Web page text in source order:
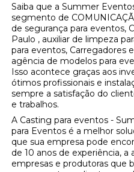
Saiba que a Summer
segmento de
de segurança para eventos,
Paulo , auxiliar de limpeza
para eventos, Carregadores
agência de modelos para
Isso acontece graças aos
ótimos profissionais e
sempre a satisfação do
e trabalhos.
A Casting para eventos -
para Eventos é a melhor
que sua empresa pode
de 10 anos de experiência, a
empresas e produtoras que